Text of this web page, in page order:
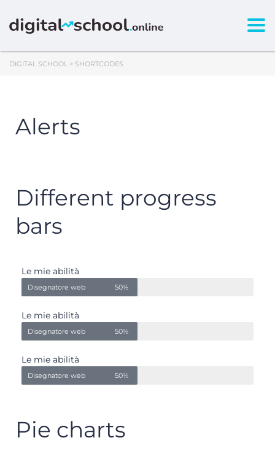
DIGITAL SCHOOL > SHORTCODES
Alerts
Different progress
bars
Le mie abilità
Disegnatore web 50%
Le mie abilità
Disegnatore web 50%
Le mie abilità
Disegnatore web 50%
Pie charts